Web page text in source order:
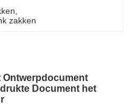
zakken
Ontwerpdocument
Document het